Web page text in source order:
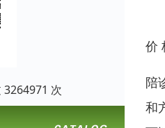
3264971 次
价
陪
和